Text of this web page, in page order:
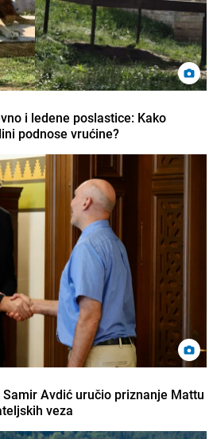
i ledene poslastice: Kako
podnose vrućine?
Avdić uručio priznanje Mattu
veza